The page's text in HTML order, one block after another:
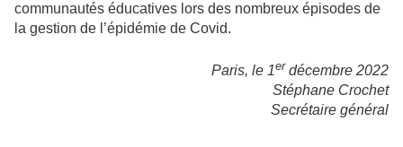
communautés éducatives lors des nombreux épisodes de
la gestion de l’épidémie de Covid.
Paris, le 1er décembre 2022
Stéphane Crochet
Secrétaire général